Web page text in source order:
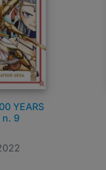
YEARS
n. 9